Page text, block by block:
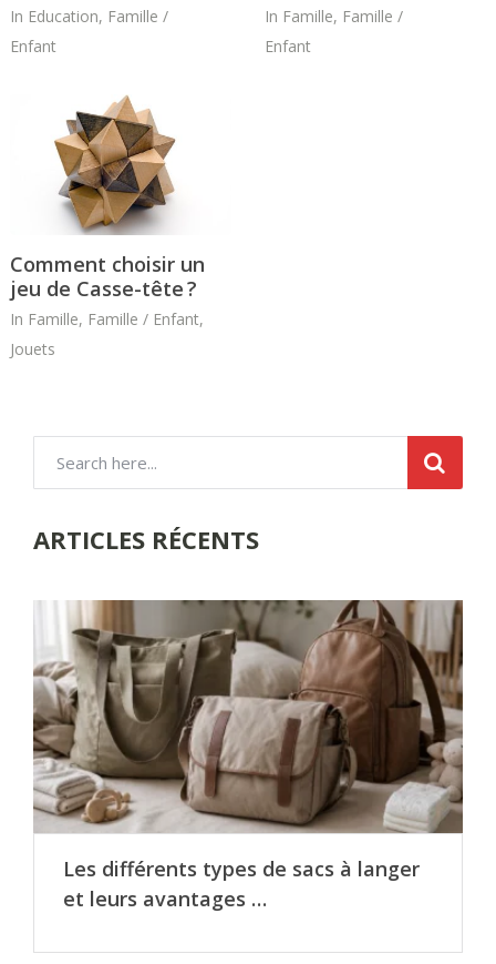
In Education, Famille /
Enfant
In Famille, Famille /
Enfant
Comment choisir un
jeu de Casse-tête ?
In Famille, Famille / Enfant,
Jouets
ARTICLES RÉCENTS
Les différents types de sacs à langer
et leurs avantages …